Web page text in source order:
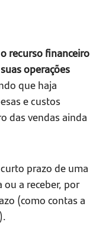
recurso financeiro
operações
que haja
e custos
das vendas ainda
prazo de uma
a receber, por
(como contas a